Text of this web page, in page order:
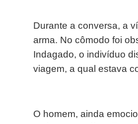
Durante a conversa, a
arma. No cômodo foi
Indagado, o indivíduo
viagem, a qual estava
O homem, ainda